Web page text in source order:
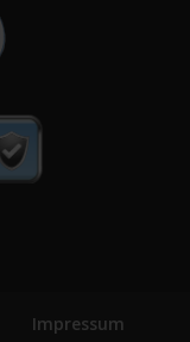
Impressum